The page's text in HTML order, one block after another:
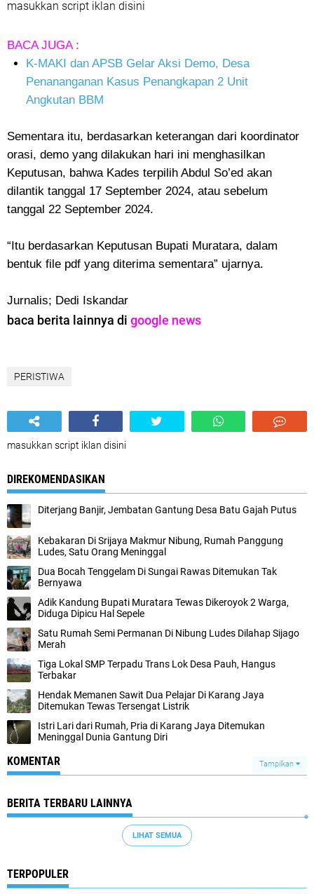
masukkan script iklan disini
BACA JUGA :
K-MAKI dan APSB Gelar Aksi Demo, Desa
Penananganan Kasus Penangkapan 2 Unit
Angkutan BBM
Sementara itu, berdasarkan keterangan dari koordinator
orasi, demo yang dilakukan hari ini menghasilkan
Keputusan, bahwa Kades terpilih Abdul So’ed akan
dilantik tanggal 17 September 2024, atau sebelum
tanggal 22 September 2024.
“Itu berdasarkan Keputusan Bupati Muratara, dalam
bentuk file pdf yang diterima sementara” ujarnya.
Jurnalis; Dedi Iskandar
baca berita lainnya di google news
PERISTIWA
masukkan script iklan disini
DIREKOMENDASIKAN
Diterjang Banjir, Jembatan Gantung Desa Batu Gajah Putus
Kebakaran Di Srijaya Makmur Nibung, Rumah Panggung
Ludes, Satu Orang Meninggal
Dua Bocah Tenggelam Di Sungai Rawas Ditemukan Tak
Bernyawa
Adik Kandung Bupati Muratara Tewas Dikeroyok 2 Warga,
Diduga Dipicu Hal Sepele
Satu Rumah Semi Permanan Di Nibung Ludes Dilahap Sijago
Merah
Tiga Lokal SMP Terpadu Trans Lok Desa Pauh, Hangus
Terbakar
Hendak Memanen Sawit Dua Pelajar Di Karang Jaya
Ditemukan Tewas Tersengat Listrik
Istri Lari dari Rumah, Pria di Karang Jaya Ditemukan
Meninggal Dunia Gantung Diri
KOMENTAR Tampilkan
BERITA TERBARU LAINNYA
LIHAT SEMUA
TERPOPULER